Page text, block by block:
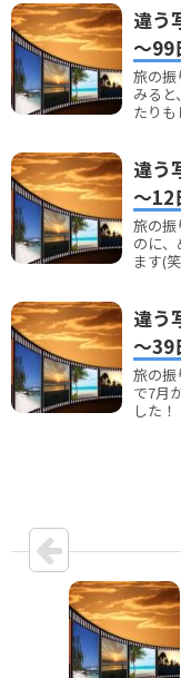
違う
～99
旅の振
みる
たりも
違う
～12
旅の振
のに
ます(
違う
～39
旅の振
で7月
した